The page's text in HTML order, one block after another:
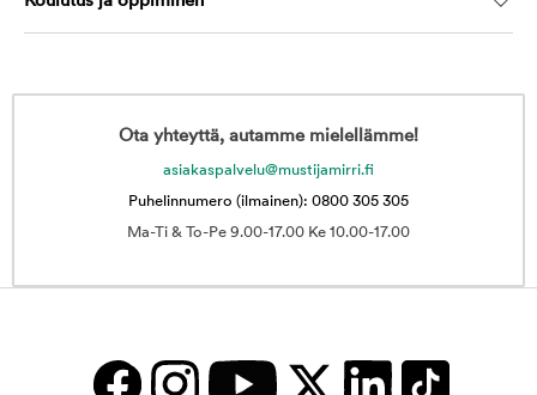
Ota yhteyttä, autamme mielellämme!
asiakaspalvelu@mustijamirri.fi
Puhelinnumero (ilmainen): 0800 305 305
Ma-Ti & To-Pe 9.00-17.00 Ke 10.00-17.00